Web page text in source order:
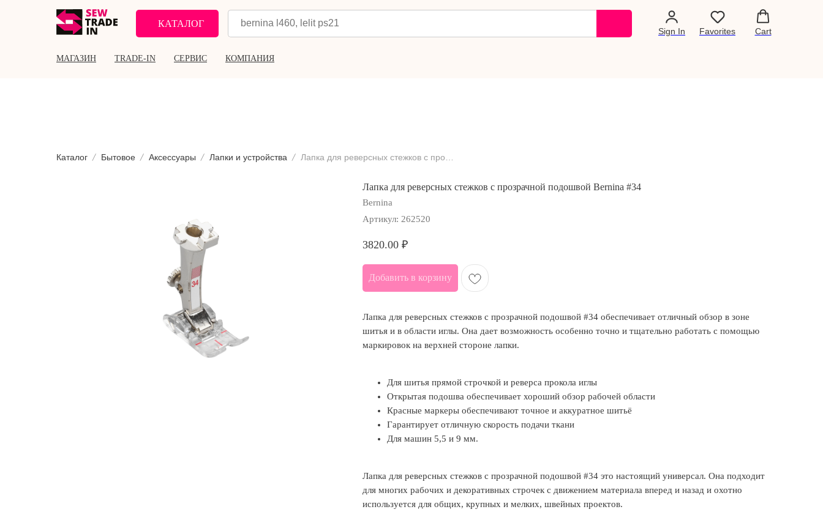
КАТАЛОГ
Sign In Favorites Cart
МАГАЗИН TRADE-IN СЕРВИС КОМПАНИЯ
Каталог Бытовое Аксессуары Лапки и устройства
Лапка для реверсных стежков с прозрачной подошвой Bernina #34
Bernina
Артикул: 262520
3820.00 ₽
Добавить в корзину
Лапка для реверсных стежков с прозрачной подошвой #34 обеспечивает отличный обзор в зоне
шитья и в области иглы. Она дает возможность особенно точно и тщательно работать с помощью
маркировок на верхней стороне лапки.
Для шитья прямой строчкой и реверса прокола иглы
Открытая подошва обеспечивает хороший обзор рабочей области
Красные маркеры обеспечивают точное и аккуратное шитьё
Гарантирует отличную скорость подачи ткани
Для машин 5,5 и 9 мм.
Лапка для реверсных стежков с прозрачной подошвой #34 это настоящий универсал. Она подходит
для многих рабочих и декоративных строчек с движением материала вперед и назад и охотно
используется для общих, крупных и мелких, швейных проектов.